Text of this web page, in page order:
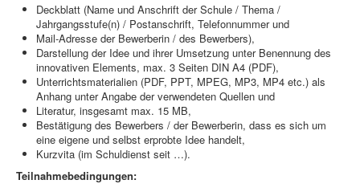
Deckblatt (Name und Anschrift der Schule / Thema /
Jahrgangsstufe(n) / Postanschrift, Telefonnummer und
Mail-Adresse der Bewerberin / des Bewerbers),
Darstellung der Idee und ihrer Umsetzung unter Benennung des
innovativen Elements, max. 3 Seiten DIN A4 (PDF),
Unterrichtsmaterialien (PDF, PPT, MPEG, MP3, MP4 etc.) als
Anhang unter Angabe der verwendeten Quellen und
Literatur, insgesamt max. 15 MB,
Bestätigung des Bewerbers / der Bewerberin, dass es sich um
eine eigene und selbst erprobte Idee handelt,
Kurzvita (im Schuldienst seit …).
Teilnahmebedingungen: